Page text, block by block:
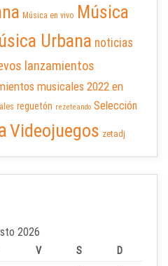
Música en vivo Música
Urbana noticias
lanzamientos
musicales 2022 en
reguetón rezeteando Selección
Videojuegos zetadj
2026
V S
D